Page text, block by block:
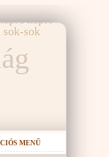
naplóval,
sok-sok
MENŰ